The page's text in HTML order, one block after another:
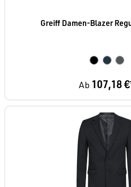
Greiff Damen-Blazer
Ab 107,18